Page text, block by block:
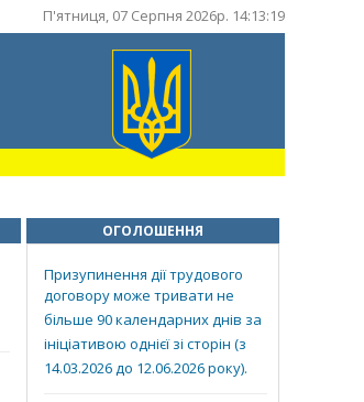
П'ятниця, 07 Серпня 2026р. 14:13:20
ОГОЛОШЕННЯ
Призупинення дії трудового
договору може тривати не
більше 90 календарних днів за
ініціативою однієї зі сторін (з
14.03.2026 до 12.06.2026 року).